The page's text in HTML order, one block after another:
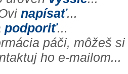
napísať...
podporiť...
páči, môžeš
ho e-mailom...